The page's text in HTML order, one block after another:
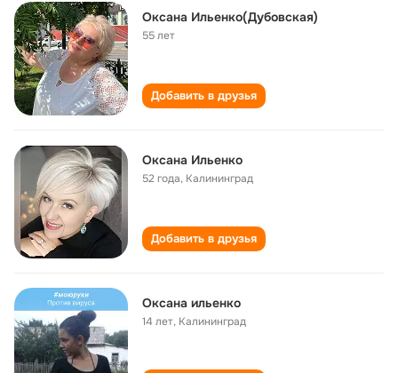
Оксана Ильенко(Дубовская)
55 лет
Добавить в друзья
Оксана Ильенко
52 года, Калининград
Добавить в друзья
Оксана ильенко
14 лет, Калининград